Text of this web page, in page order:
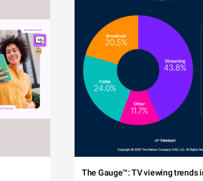
The Gauge™: TV viewing trends